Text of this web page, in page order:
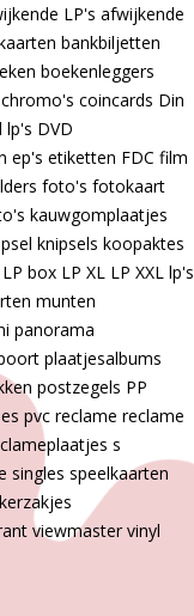
LP's afwijkende
bankbiljetten
boekenleggers
chromo's coincards Din
lp's DVD
ep's etiketten FDC film
foto's fotokaart
kauwgomplaatjes
knipsels koopaktes
LP box LP XL LP XXL lp's
munten
panorama
plaatjesalbums
postzegels PP
pvc reclame reclame
s
singles speelkaarten
viewmaster vinyl